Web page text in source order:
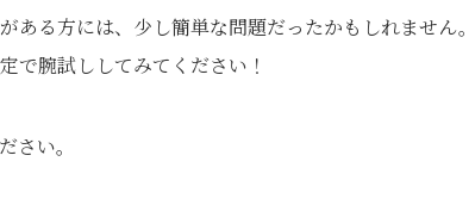
る方には、少し簡単な問題だったかもしれません。
で腕試ししてみてください！
い。